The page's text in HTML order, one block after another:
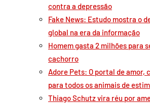
contra a depressão
Fake News: Estudo mostra o
global na era da informação
Homem gasta 2 milhões para
cachorro
Adore Pets: O portal de amor,
para todos os animais de
Thiago Schutz vira réu por